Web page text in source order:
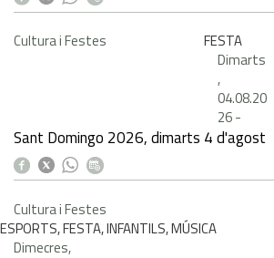
Cultura i Festes
FESTA
Dimarts
,
04.08.20
26-
Sant Domingo 2026, dimarts 4 d'agost
Cultura i Festes
ESPORTS, FESTA, INFANTILS, MÚSICA
Dimecres,